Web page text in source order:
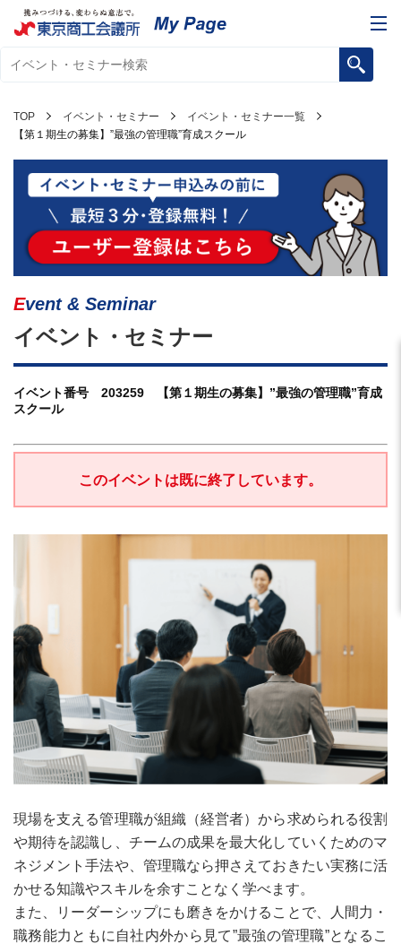
TOP イベント・セミナー
イベント・セミナー一覧
【第１期生の募集】”最強の管理職”育成スクール
Event & Seminar
イベント・セミナー
イベント番号 203259 【第１期生の募集】”最強の管理職”育成
スクール
このイベントは既に終了しています。
現場を支える管理職が組織（経営者）から求められる役割
や期待を認識し、チームの成果を最大化していくためのマ
ネジメント手法や、管理職なら押さえておきたい実務に活
かせる知識やスキルを余すことなく学べます。
また、リーダーシップにも磨きをかけることで、人間力・
職務能力ともに自社内外から見て”最強の管理職”となるこ